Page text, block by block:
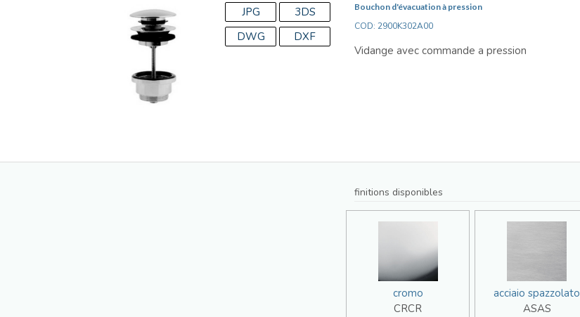
JPG
3DS
DWG
DXF
Bouchon d'évacuation à pression
COD: 2900K302A00
Vidange avec commande a pression
finitions disponibles
cromo
CRCR
acciaio spazzolato
ASAS